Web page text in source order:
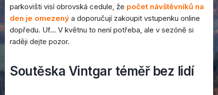
parkovišti visí obrovská cedule, že počet návštěvníků na
den je omezený a doporučují zakoupit vstupenku online
dopředu. Uf… V květnu to není potřeba, ale v sezóně si
raději dejte pozor.
Soutěska Vintgar téměř bez lidí